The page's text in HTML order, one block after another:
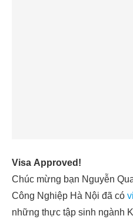
Visa Approved!
Chúc mừng bạn Nguyễn
Công Nghiệp Hà Nội đã có
những thực tập sinh ngành